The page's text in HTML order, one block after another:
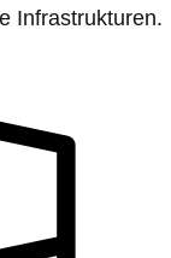
Infrastrukturen.